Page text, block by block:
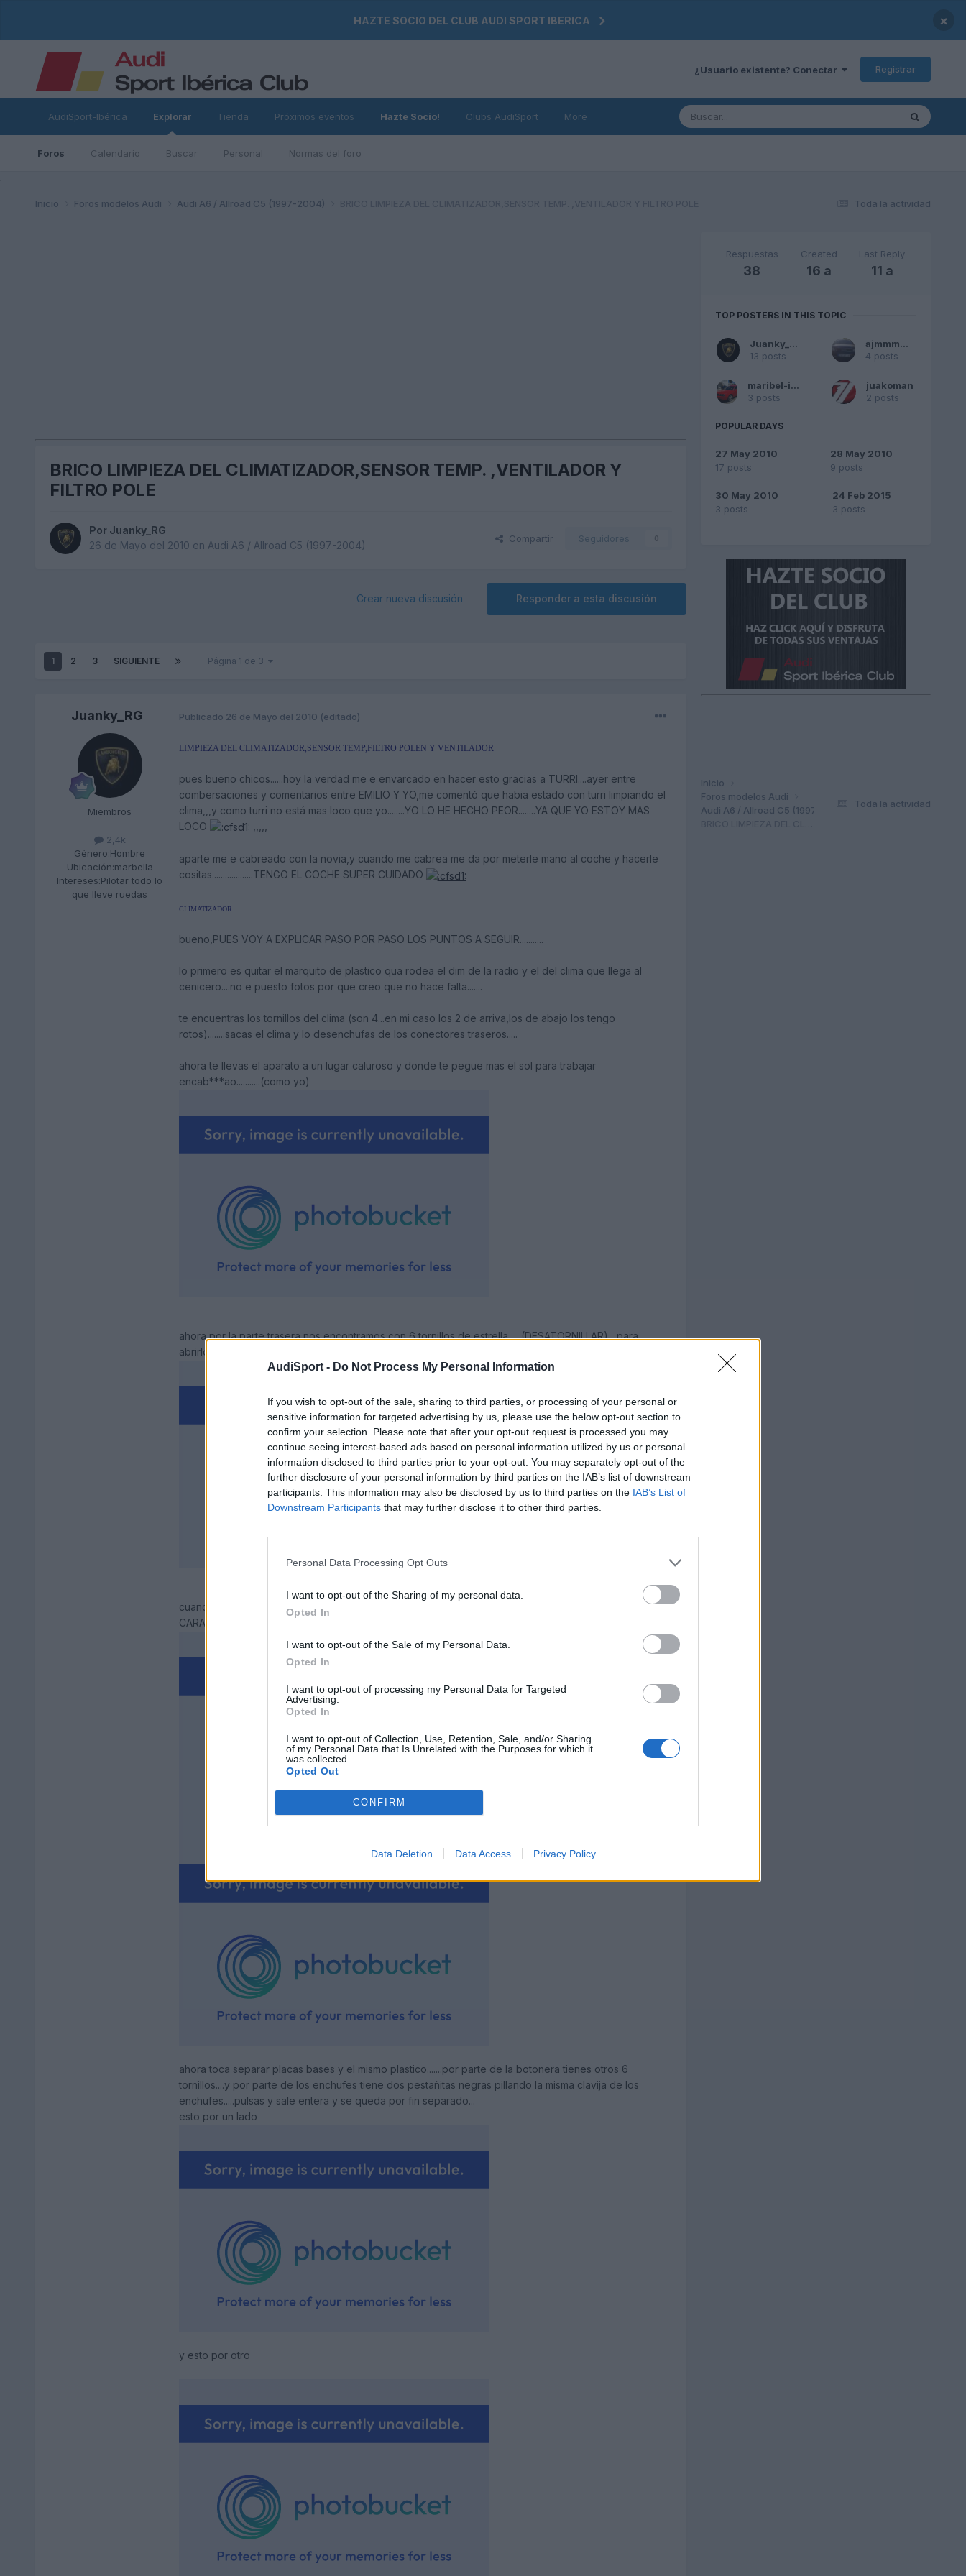
AudiSport - Do Not Process My Personal Information
If you wish to opt-out of the sale, sharing to third parties, or processing of your personal or
sensitive information for targeted advertising by us, please use the below opt-out section to
confirm your selection. Please note that after your opt-out request is processed you may
continue seeing interest-based ads based on personal information utilized by us or personal
information disclosed to third parties prior to your opt-out. You may separately opt-out of the
further disclosure of your personal information by third parties on the IAB’s list of downstream
participants. This information may also be disclosed by us to third parties on the IAB’s List of
Downstream Participants that may further disclose it to other third parties.
Personal Data Processing Opt Outs
I want to opt-out of the Sharing of my personal data.
Opted In
I want to opt-out of the Sale of my Personal Data.
Opted In
I want to opt-out of processing my Personal Data for Targeted
Advertising.
Opted In
I want to opt-out of Collection, Use, Retention, Sale, and/or Sharing
of my Personal Data that Is Unrelated with the Purposes for which it
was collected.
Opted Out
CONFIRM
Data Deletion Data Access Privacy Policy
HAZTE SOCIO DEL CLUB AUDI SPORT IBERICA ×
¿Usuario existente? Conectar Registrar
AudiSport-Ibérica Explorar
Foros Calendario Buscar Personal Normas del foro
Tienda Próximos eventos Hazte Socio! Clubs AudiSport More
Toda la actividad
Inicio Foros modelos Audi Audi A6 / Allroad C5 (1997-2004)
BRICO LIMPIEZA DEL CLIMATIZADOR,SENSOR TEMP. ,VENTILADOR Y
FILTRO POLE
Por Juanky_RG
26 de Mayo del 2010 en Audi A6 / Allroad C5 (1997-2004)
Compartir Seguidores 0
Responder a esta discusión
Crear nueva discusión
1 2 3 SIGUIENTE Página 1 de 3
Juanky_RG
Miembros
2,4k
Género:Hombre
Ubicación:marbella
Intereses:Pilotar todo lo
que lleve ruedas
Publicado 26 de Mayo del 2010 (editado)
LIMPIEZA DEL CLIMATIZADOR,SENSOR TEMP,FILTRO POLEN Y VENTILADOR
pues bueno chicos......hoy la verdad me e envarcado en hacer esto gracias a TURRI....ayer entre
combersaciones y comentarios entre EMILIO Y YO,me comentó que habia estado con turri limpiando el
clima,,,y como turri no está mas loco que yo........YO LO HE HECHO PEOR........YA QUE YO ESTOY MAS
LOCO
aparte me e cabreado con la novia,y cuando me cabrea me da por meterle mano al coche y hacerle
cositas...................TENGO EL COCHE SUPER CUIDADO
CLIMATIZADOR
bueno,PUES VOY A EXPLICAR PASO POR PASO LOS PUNTOS A SEGUIR...........
lo primero es quitar el marquito de plastico qua rodea el dim de la radio y el del clima que llega al
cenicero....no e puesto fotos por que creo que no hace falta.......
te encuentras los tornillos del clima (son 4...en mi caso los 2 de arriva,los de abajo los tengo
rotos)........sacas el clima y lo desenchufas de los conectores traseros.....
ahora te llevas el aparato a un lugar caluroso y donde te pegue mas el sol para trabajar
encab***ao...........(como yo)
ahora por la parte trasera nos encontramos con 6 tornillos de estrella......(DESATORNILLAR)....para
abrirlo...............DESATORNILLA,QUE NO TIENES NI IDEA DE LA m**** QUE HAY DENTRO....
cuando le quitas todos los tornillos la pieza se separa sola y te encuentras con esto......SE TE PONDRÁ
CARA DE JUANKY
ahora toca separar placas bases y el mismo plastico.......por parte de la botonera tienes otros 6
tornillos....y por parte de los enchufes tiene dos pestañitas negras pillando la misma clavija de los
enchufes.....pulsas y sale entera y se queda por fin separado...
esto por un lado
y esto por otro
Respuestas
38
Created
16 a
Last Reply
11 a
TOP POSTERS IN THIS TOPIC
Juanky_RG
13 posts
ajmmmmm
4 posts
maribel-ibiza
3 posts
juakoman
2 posts
POPULAR DAYS
27 May 2010
17 posts
28 May 2010
9 posts
30 May 2010
3 posts
24 Feb 2015
3 posts
Toda la actividad
Inicio
Foros modelos Audi
Audi A6 / Allroad C5 (1997-2004)